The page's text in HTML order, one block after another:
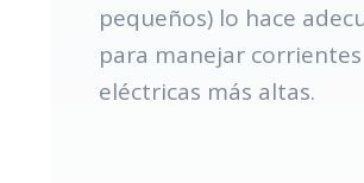
pequeños) lo hace
para manejar corrientes
eléctricas más altas.